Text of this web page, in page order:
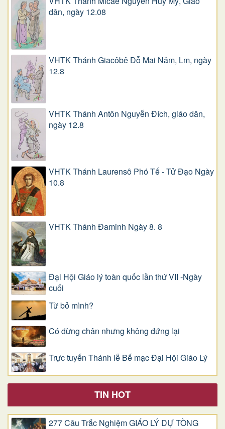
dân, ngày 12.08
VHTK Thánh Giacôbê Ðỗ Mai Năm, Lm, ngày
12.8
VHTK Thánh Antôn Nguyễn Ðích, giáo dân,
ngày 12.8
VHTK Thánh Laurensô Phó Tế - Tử Đạo Ngày
10.8
VHTK Thánh Đaminh Ngày 8. 8
Đại Hội Giáo lý toàn quốc lần thứ VII -Ngày
cuối
Từ bỏ mình?
Có dừng chân nhưng không đứng lại
Trực tuyến Thánh lễ Bế mạc Đại Hội Giáo Lý
TIN HOT
277 Câu Trắc Nghiệm GIÁO LÝ DỰ TÒNG